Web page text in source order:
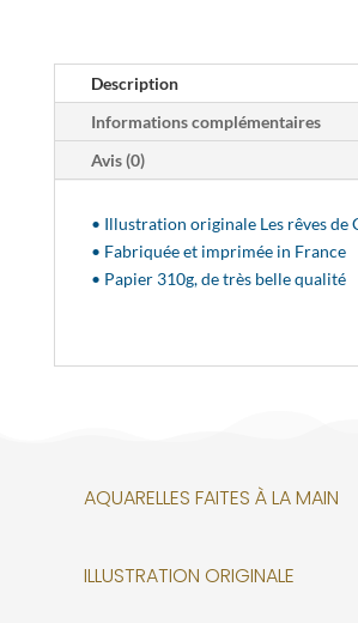
Description
Informations complémentaires
Avis (0)
• Illustration originale Les rêves de
• Fabriquée et imprimée in France
• Papier 310g, de très belle qualité
AQUARELLES FAITES À LA MAIN
ILLUSTRATION ORIGINALE